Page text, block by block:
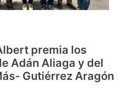
premia los
Adán Aliaga y del
Gutiérrez Aragón